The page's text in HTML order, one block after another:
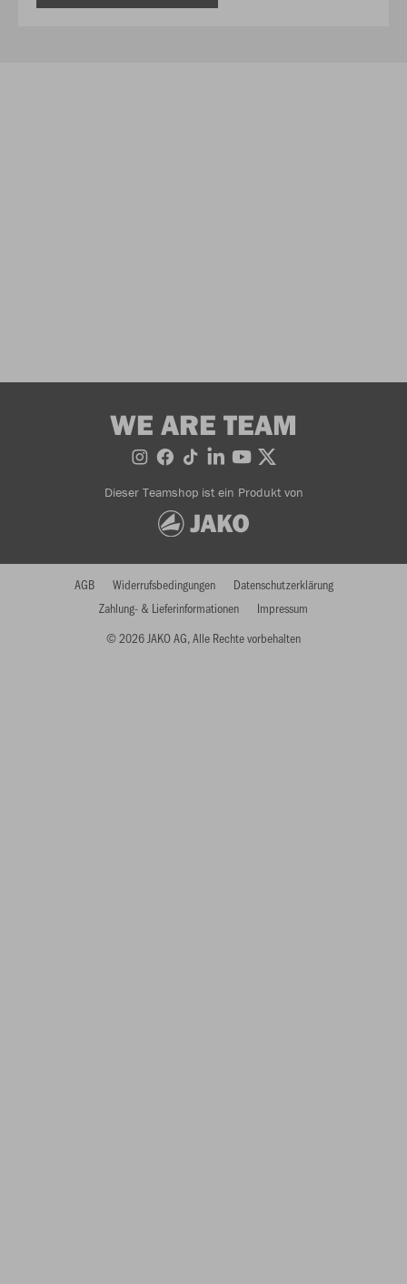
WE ARE TEAM
Dieser Teamshop ist ein Produkt von
© 2026 JAKO AG, Alle Rechte vorbehalten
AGB Widerrufsbedingungen
Datenschutzerklärung
Zahlung- & Lieferinformationen
Impressum